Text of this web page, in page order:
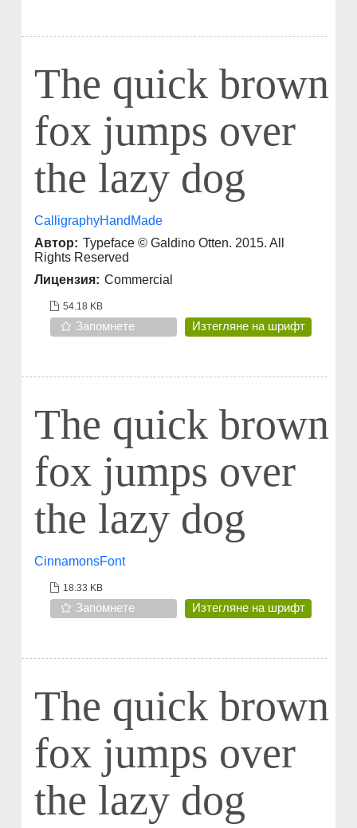
The quick brown
fox jumps over
the lazy dog
CalligraphyHandMade
Автор: Typeface © Galdino Otten. 2015. All
Rights Reserved
Лицензия: Commercial
54.18 KB
Запомнете Изтегляне на шрифт
The quick brown
fox jumps over
the lazy dog
CinnamonsFont
18.33 KB
Запомнете Изтегляне на шрифт
The quick brown
fox jumps over
the lazy dog